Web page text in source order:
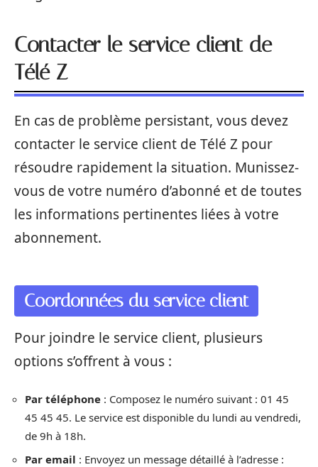
Contacter le service client de
Télé Z
En cas de problème persistant, vous devez
contacter le service client de Télé Z pour
résoudre rapidement la situation. Munissez-
vous de votre numéro d’abonné et de toutes
les informations pertinentes liées à votre
abonnement.
Coordonnées du service client
Pour joindre le service client, plusieurs
options s’offrent à vous :
Par téléphone : Composez le numéro suivant : 01 45
45 45 45. Le service est disponible du lundi au vendredi,
de 9h à 18h.
Par email : Envoyez un message détaillé à l’adresse :